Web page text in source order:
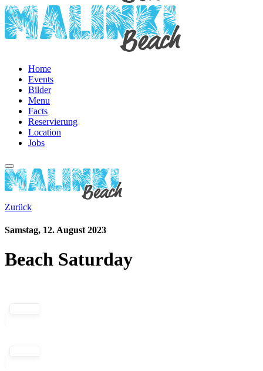
Home
Events
Bilder
Menu
Facts
Reservierung
Location
Jobs
Zurück
Samstag, 12. August 2023
Beach Saturday